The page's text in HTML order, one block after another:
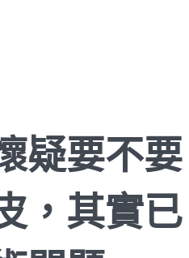
疑要不要
，其實已